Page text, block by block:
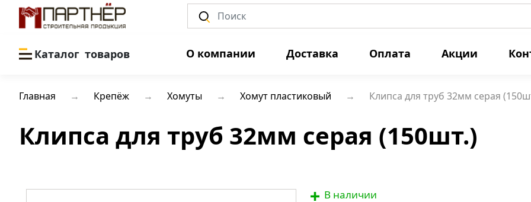
Каталог товаров О компании Доставка Оплата Акции
Главная Крепёж Хомуты Хомут пластиковый Клипса для труб 32мм серая
Клипса для труб 32мм серая (150шт.)
В наличии